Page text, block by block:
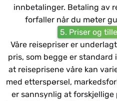
innbetalinger. Betaling av
forfaller når du møter
5. Priser og
Våre reisepriser er
pris, som begge er
at reiseprisene våre kan
med etterspørsel,
er sannsynlig at forskjellige